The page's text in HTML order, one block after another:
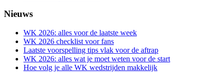
Nieuws
WK 2026: alles voor de laatste week
WK 2026 checklist voor fans
Laatste voorspelling tips vlak voor de aftrap
WK 2026: alles wat je moet weten voor de start
Hoe volg je alle WK wedstrijden makkelijk